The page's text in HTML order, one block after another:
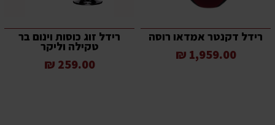
רידל דקנטר אמדאו רוסה
1,959.00 ₪
רידל זוג כוסות וינום בר
טקילה וליקר
259.00 ₪